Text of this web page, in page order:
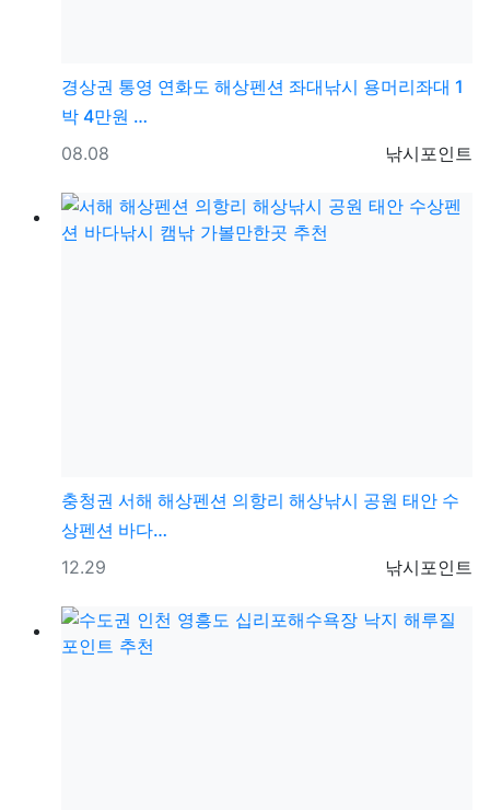
경상권 통영 연화도 해상펜션 좌대낚시 용머리좌대 1
박 4만원 …
등록자
낚시포인트
등록일
08.08
충청권 서해 해상펜션 의항리 해상낚시 공원 태안 수
상펜션 바다…
등록자
낚시포인트
등록일
12.29